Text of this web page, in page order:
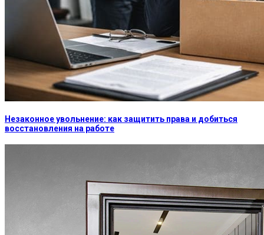
Незаконное увольнение: как защитить права и добиться
восстановления на работе